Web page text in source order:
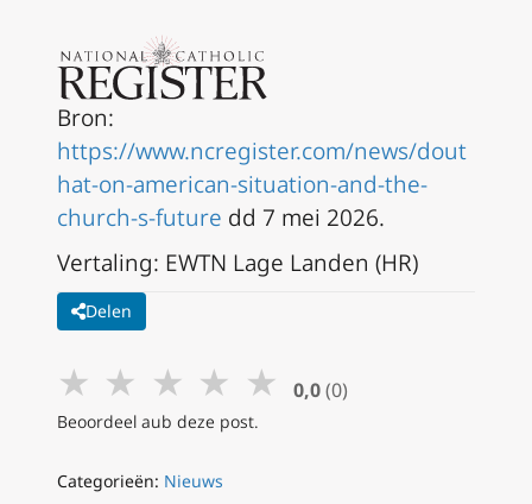
Bron:
https://www.ncregister.com/news/dout
hat-on-american-situation-and-the-
church-s-future dd 7 mei 2026.
Vertaling: EWTN Lage Landen (HR)
Delen
★ ★ ★ ★ ★ 0,0 (0)
Beoordeel aub deze post.
Categorieën: Nieuws